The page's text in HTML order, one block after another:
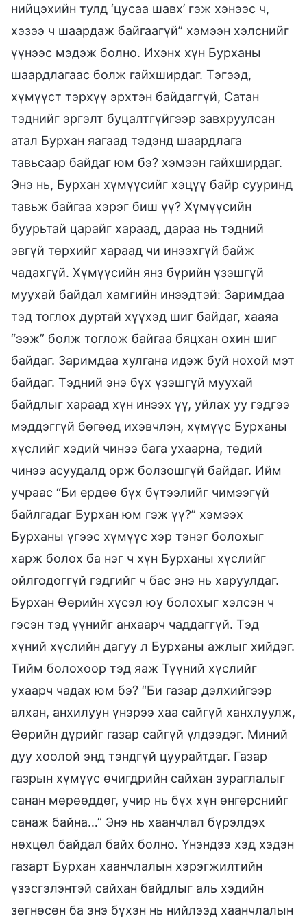
нийцэхийн тулд ‘цусаа шавх’ гэж хэнээс ч,
хэзээ ч шаардаж байгаагүй” хэмээн хэлснийг
үүнээс мэдэж болно. Ихэнх хүн Бурханы
шаардлагаас болж гайхширдаг. Тэгээд,
хүмүүст тэрхүү эрхтэн байдаггүй, Сатан
тэднийг эргэлт буцалтгүйгээр завхруулсан
атал Бурхан яагаад тэдэнд шаардлага
тавьсаар байдаг юм бэ? хэмээн гайхширдаг.
Энэ нь, Бурхан хүмүүсийг хэцүү байр сууринд
тавьж байгаа хэрэг биш үү? Хүмүүсийн
буурьтай царайг хараад, дараа нь тэдний
эвгүй төрхийг хараад чи инээхгүй байж
чадахгүй. Хүмүүсийн янз бүрийн үзэшгүй
муухай байдал хамгийн инээдтэй: Заримдаа
тэд тоглох дуртай хүүхэд шиг байдаг, хааяа
“ээж” болж тоглож байгаа бяцхан охин шиг
байдаг. Заримдаа хулгана идэж буй нохой мэт
байдаг. Тэдний энэ бүх үзэшгүй муухай
байдлыг хараад хүн инээх үү, уйлах уу гэдгээ
мэддэггүй бөгөөд ихэвчлэн, хүмүүс Бурханы
хүслийг хэдий чинээ бага ухаарна, төдий
чинээ асуудалд орж болзошгүй байдаг. Ийм
учраас “Би ердөө бүх бүтээлийг чимээгүй
байлгадаг Бурхан юм гэж үү?” хэмээх
Бурханы үгээс хүмүүс хэр тэнэг болохыг
харж болох ба нэг ч хүн Бурханы хүслийг
ойлгодоггүй гэдгийг ч бас энэ нь харуулдаг.
Бурхан Өөрийн хүсэл юу болохыг хэлсэн ч
гэсэн тэд үүнийг анхаарч чаддаггүй. Тэд
хүний хүслийн дагуу л Бурханы ажлыг хийдэг.
Тийм болохоор тэд яаж Түүний хүслийг
ухаарч чадах юм бэ? “Би газар дэлхийгээр
алхан, анхилуун үнэрээ хаа сайгүй ханхлуулж,
Өөрийн дүрийг газар сайгүй үлдээдэг. Миний
дуу хоолой энд тэндгүй цуурайтдаг. Газар
газрын хүмүүс өчигдрийн сайхан зураглалыг
санан мөрөөддөг, учир нь бүх хүн өнгөрснийг
санаж байна…” Энэ нь хаанчлал бүрэлдэх
нөхцөл байдал байх болно. Үнэндээ хэд хэдэн
газарт Бурхан хаанчлалын хэрэгжилтийн
үзэсгэлэнтэй сайхан байдлыг аль хэдийн
зөгнөсөн ба энэ бүхэн нь нийлээд хаанчлалын